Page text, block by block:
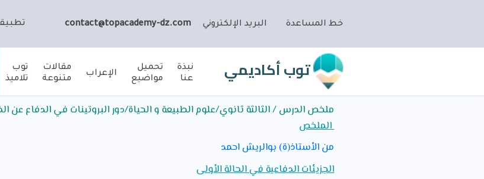
خط المساعدة البريد الإلكتروني contact@topacademy-dz.com
توب أكاديمي
نبذة
عنا
تحميل
مواضيع
الإعراب
مقالات
متنوعة
توب
تلاميذ
ملخص الدرس / الثالثة ثانوي/علوم الطبيعة و الحياة/دور البروتينات في الدفاع
الملخص
من الأستاذ(ة) بوالريش احمد
الجزيئات الدفاعية في الحالة الأولى